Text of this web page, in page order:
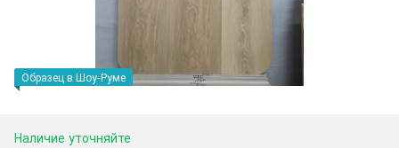
Образец в Шоу-Руме
Наличие уточняйте